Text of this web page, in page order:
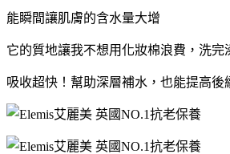
能瞬間讓肌膚的含水量大增
它的質地讓我不想用化妝棉浪費，洗完
吸收超快！幫助深層補水，也能提高後